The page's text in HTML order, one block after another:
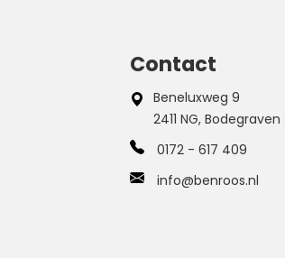
Contact
Beneluxweg 9
2411 NG, Bodegraven
0172 - 617 409
info@benroos.nl